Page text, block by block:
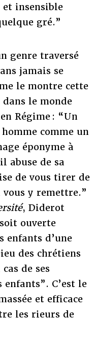
et insensible
gré.”
genre traversé
jamais se
le montre cette
le monde
Régime : “Un
comme un
éponyme à
abuse de sa
de vous tirer de
y remettre.”
, Diderot
ouverte
enfants d’une
des chrétiens
de ses
C’est le
et efficace
les rieurs de